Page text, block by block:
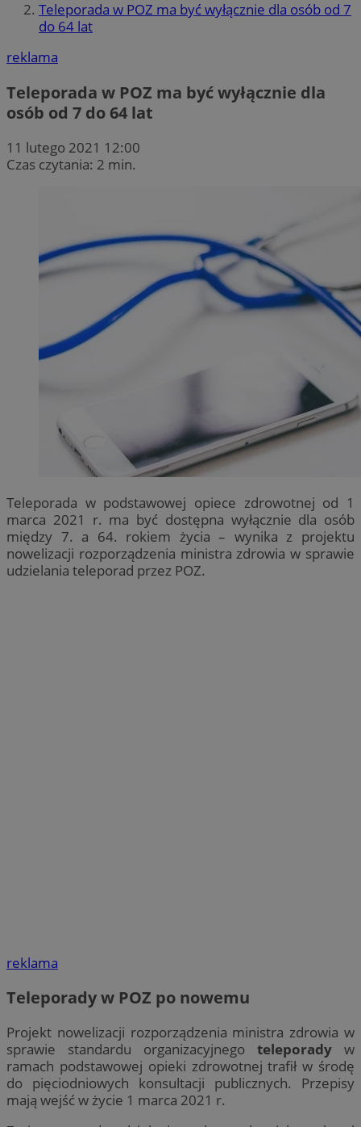
Teleporada w POZ ma być wyłącznie dla osób od 7
do 64 lat
reklama
Teleporada w POZ ma być wyłącznie dla
osób od 7 do 64 lat
11 lutego 2021 12:00
Czas czytania: 2 min.
Teleporada w podstawowej opiece zdrowotnej od 1
marca 2021 r. ma być dostępna wyłącznie dla osób
między 7. a 64. rokiem życia – wynika z projektu
nowelizacji rozporządzenia ministra zdrowia w sprawie
udzielania teleporad przez POZ.
reklama
Teleporady w POZ po nowemu
Projekt nowelizacji rozporządzenia ministra zdrowia w
sprawie standardu organizacyjnego teleporady w
ramach podstawowej opieki zdrowotnej trafił w środę
do pięciodniowych konsultacji publicznych. Przepisy
mają wejść w życie 1 marca 2021 r.